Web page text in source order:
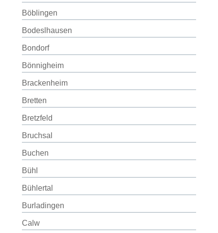
Böblingen
Bodeslhausen
Bondorf
Bönnigheim
Brackenheim
Bretten
Bretzfeld
Bruchsal
Buchen
Bühl
Bühlertal
Burladingen
Calw